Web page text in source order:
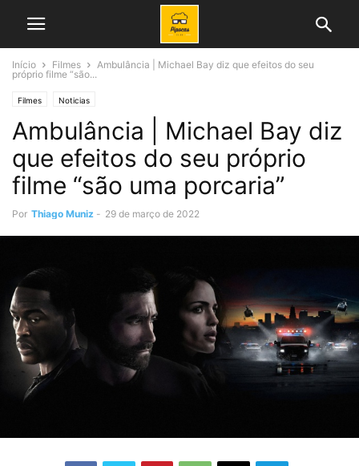
Início Filmes
Ambulância | Michael Bay diz que efeitos do seu
próprio filme “são...
Filmes Noticias
Ambulância | Michael Bay diz
que efeitos do seu próprio
filme “são uma porcaria”
Por Thiago Muniz - 29 de março de 2022